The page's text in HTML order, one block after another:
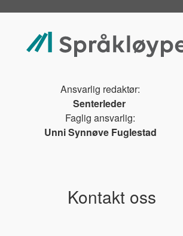
Ansvarlig redaktør:
Senterleder
Faglig ansvarlig:
Unni Synnøve Fuglestad
Kontakt oss